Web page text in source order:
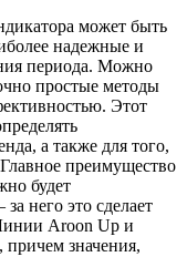
может быть
надежные и
периода. Можно
простые методы
Этот
а также для того,
преимущество
будет
него это сделает
Aroon Up и
причем значения,